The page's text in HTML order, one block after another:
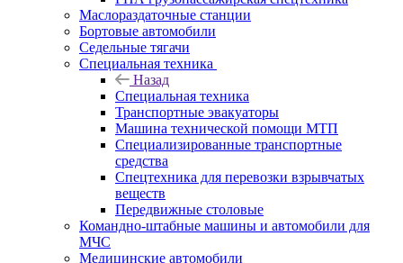
Маслораздаточные станции
Бортовые автомобили
Седельные тягачи
Специальная техника
Назад
Специальная техника
Транспортные эвакуаторы
Машина технической помощи МТП
Специализированные транспортные
средства
Спецтехника для перевозки взрывчатых
веществ
Передвижные столовые
Командно-штабные машины и автомобили для
МЧС
Медицинские автомобили